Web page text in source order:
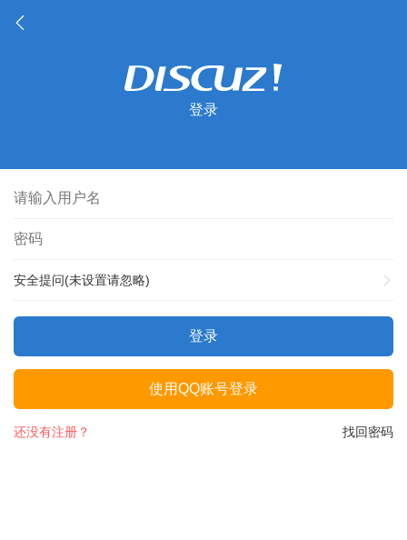
登录
安全提问(未设置请忽略)
登录
使用QQ账号登录
找回密码
还没有注册？